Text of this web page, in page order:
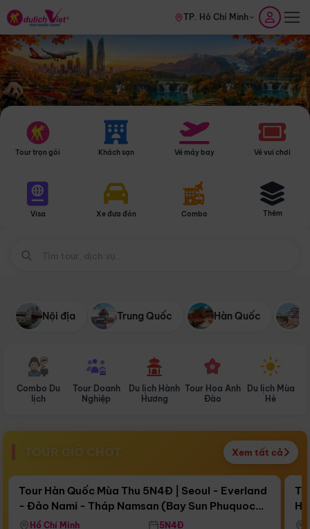
TP. Hồ Chí Minh
Tour trọn gói Khách sạn Vé máy bay Vé vui chơi
Visa Xe đưa đón Combo Thêm
Nội địa Trung Quốc Hàn Quốc
Combo Du
lịch
Tour Doanh
Nghiệp
Du lịch Hành
Hương
Tour Hoa Anh
Đào
Du lịch Mùa
Hè
TOUR GIỜ CHÓT Xem tất cả
Còn16 ngày 15:59:06
Bay Sun Phuquoc Airways
Điểm nổi bật
Tour Hàn Quốc Mùa Thu 5N4Đ | Seoul - Everland
- Đảo Nami - Tháp Namsan (Bay Sun Phuquoc
Airways)
Hồ Chí Minh 5N4Đ